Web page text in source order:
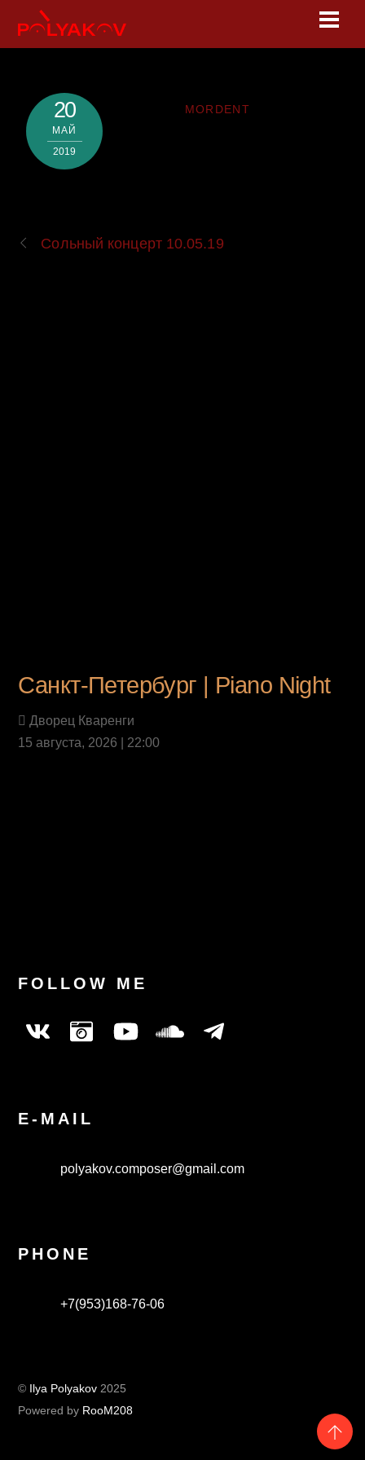
20
МАЙ
2019
MORDENT
Сольный концерт 10.05.19
Санкт-Петербург | Piano Night
Дворец Кваренги
15 августа, 2026 | 22:00
FOLLOW ME
E-MAIL
polyakov.composer@gmail.com
PHONE
+7(953)168-76-06
© Ilya Polyakov 2025
Powered by RooM208